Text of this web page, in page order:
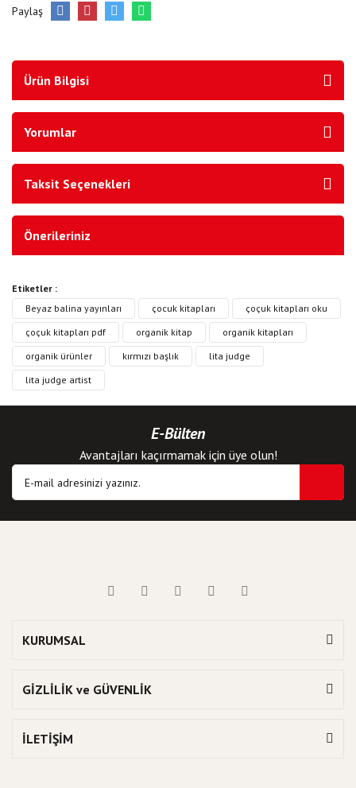
Paylaş
Ürün Bilgisi
Yorumlar
Taksit Seçenekleri
Önerileriniz
Etiketler :
Beyaz balina yayınları
çocuk kitapları
çoçuk kitapları oku
çoçuk kitapları pdf
organik kitap
organik kitapları
organik ürünler
kırmızı başlık
lita judge
lita judge artist
E-Bülten
Avantajları kaçırmamak için üye olun!
KURUMSAL
GİZLİLİK ve GÜVENLİK
İLETİŞİM